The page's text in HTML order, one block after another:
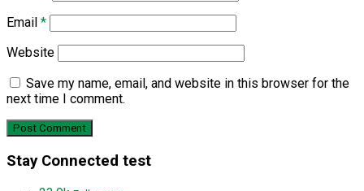
Email *
Website
Save my name, email, and website in this browser for the
next time I comment.
Stay Connected test